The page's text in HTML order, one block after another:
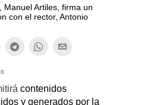
Manuel Artiles, firma un
con el rector, Antonio
contenidos
y generados por la